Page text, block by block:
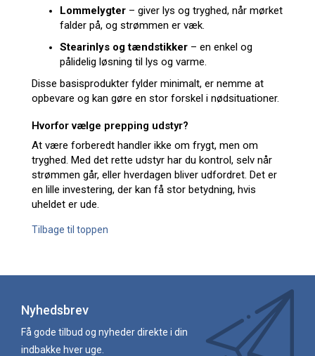
Lommelygter – giver lys og tryghed, når mørket
falder på, og strømmen er væk.
Stearinlys og tændstikker – en enkel og
pålidelig løsning til lys og varme.
Disse basisprodukter fylder minimalt, er nemme at
opbevare og kan gøre en stor forskel i nødsituationer.
Hvorfor vælge prepping udstyr?
At være forberedt handler ikke om frygt, men om
tryghed. Med det rette udstyr har du kontrol, selv når
strømmen går, eller hverdagen bliver udfordret. Det er
en lille investering, der kan få stor betydning, hvis
uheldet er ude.
Tilbage til toppen
Nyhedsbrev
Få gode tilbud og nyheder direkte i din
indbakke hver uge.